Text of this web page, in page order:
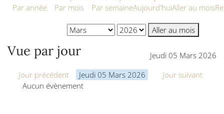
Par année Par mois Par semaineAujourd'huiAller au mois
Aller au mois
Vue par jour
Jeudi 05 Mars 2026
Jour précédent
Jeudi 05 Mars 2026
Jour suivant
Aucun évènement